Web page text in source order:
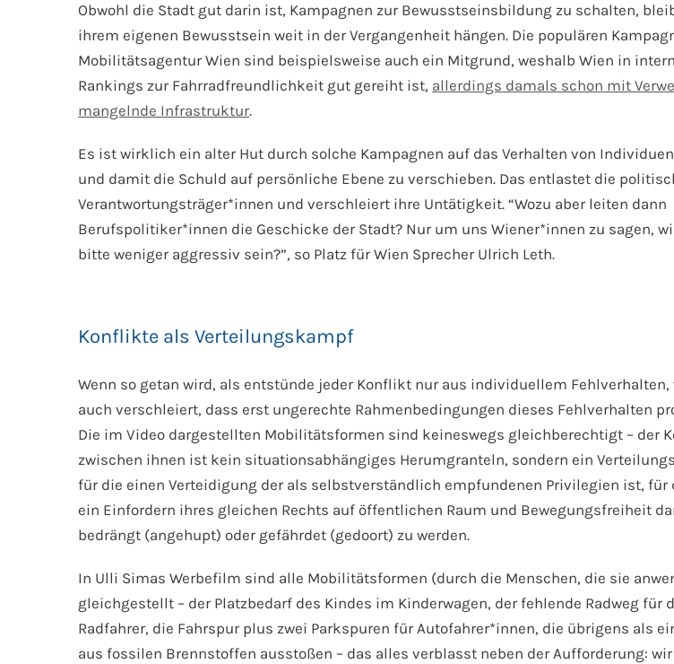
Obwohl die Stadt gut darin ist, Kampagnen zur Bewusstseinsbildung zu schalten,
ihrem eigenen Bewusstsein weit in der Vergangenheit hängen. Die populären
Mobilitätsagentur Wien sind beispielsweise auch ein Mitgrund, weshalb Wien in
Rankings zur Fahrradfreundlichkeit gut gereiht ist, allerdings damals schon mit
mangelnde Infrastruktur.
Es ist wirklich ein alter Hut durch solche Kampagnen auf das Verhalten von
und damit die Schuld auf persönliche Ebene zu verschieben. Das entlastet die
Verantwortungsträger*innen und verschleiert ihre Untätigkeit. “Wozu aber leiten dann
Berufspolitiker*innen die Geschicke der Stadt? Nur um uns Wiener*innen zu sagen,
bitte weniger aggressiv sein?”, so Platz für Wien Sprecher Ulrich Leth.
Konflikte als Verteilungskampf
Wenn so getan wird, als entstünde jeder Konflikt nur aus individuellem Fehlverhalten,
auch verschleiert, dass erst ungerechte Rahmenbedingungen dieses Fehlverhalten
Die im Video dargestellten Mobilitätsformen sind keineswegs gleichberechtigt – der
zwischen ihnen ist kein situationsabhängiges Herumgranteln, sondern ein
für die einen Verteidigung der als selbstverständlich empfundenen Privilegien ist, für
ein Einfordern ihres gleichen Rechts auf öffentlichen Raum und Bewegungsfreiheit
bedrängt (angehupt) oder gefährdet (gedoort) zu werden.
In Ulli Simas Werbefilm sind alle Mobilitätsformen (durch die Menschen, die sie
gleichgestellt – der Platzbedarf des Kindes im Kinderwagen, der fehlende Radweg für
Radfahrer, die Fahrspur plus zwei Parkspuren für Autofahrer*innen, die übrigens als
aus fossilen Brennstoffen ausstoßen – das alles verblasst neben der Aufforderung: